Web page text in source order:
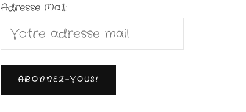
Adresse Mail: